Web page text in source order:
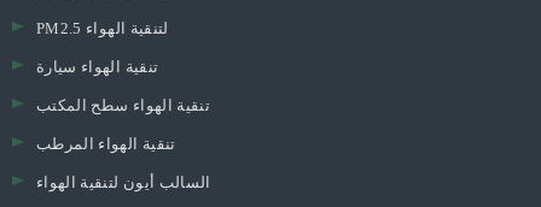
PM2.5 لتنقية الهواء
تنقية الهواء سيارة
تنقية الهواء سطح المكتب
تنقية الهواء المرطب
السالب أيون لتنقية الهواء